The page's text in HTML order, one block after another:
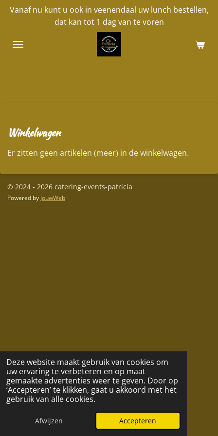
Deze website maakt gebruik van cookies om
uw ervaring te verbeteren en op maat
gemaakte advertenties weer te geven. Door op
‘Accepteren’ te klikken, gaat u akkoord met het
gebruik van alle cookies.
Afwijzen Accepteren
Ga
de
Vanaf nu kunt u ook in veenendaal uw lunch bestellen,
dat kan tot 1 dag van te voren
Winkelwagen
Er zitten geen artikelen (meer) in de winkelwagen.
© 2024 - 2026 catering-events-patricia
Powered by JouwWeb